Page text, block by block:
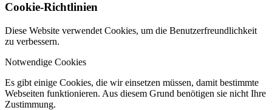
Cookie-Richtlinien
Diese Website verwendet Cookies, um die Benutzerfreundlichkeit
zu verbessern.
Notwendige Cookies
Es gibt einige Cookies, die wir einsetzen müssen, damit bestimmte
Webseiten funktionieren. Aus diesem Grund benötigen sie nicht Ihre
Zustimmung.